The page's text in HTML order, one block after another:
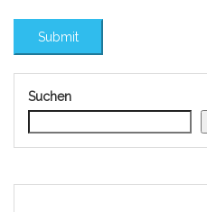
Suchen